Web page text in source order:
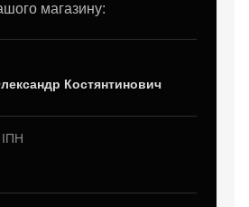
магазину:
Костянтинович